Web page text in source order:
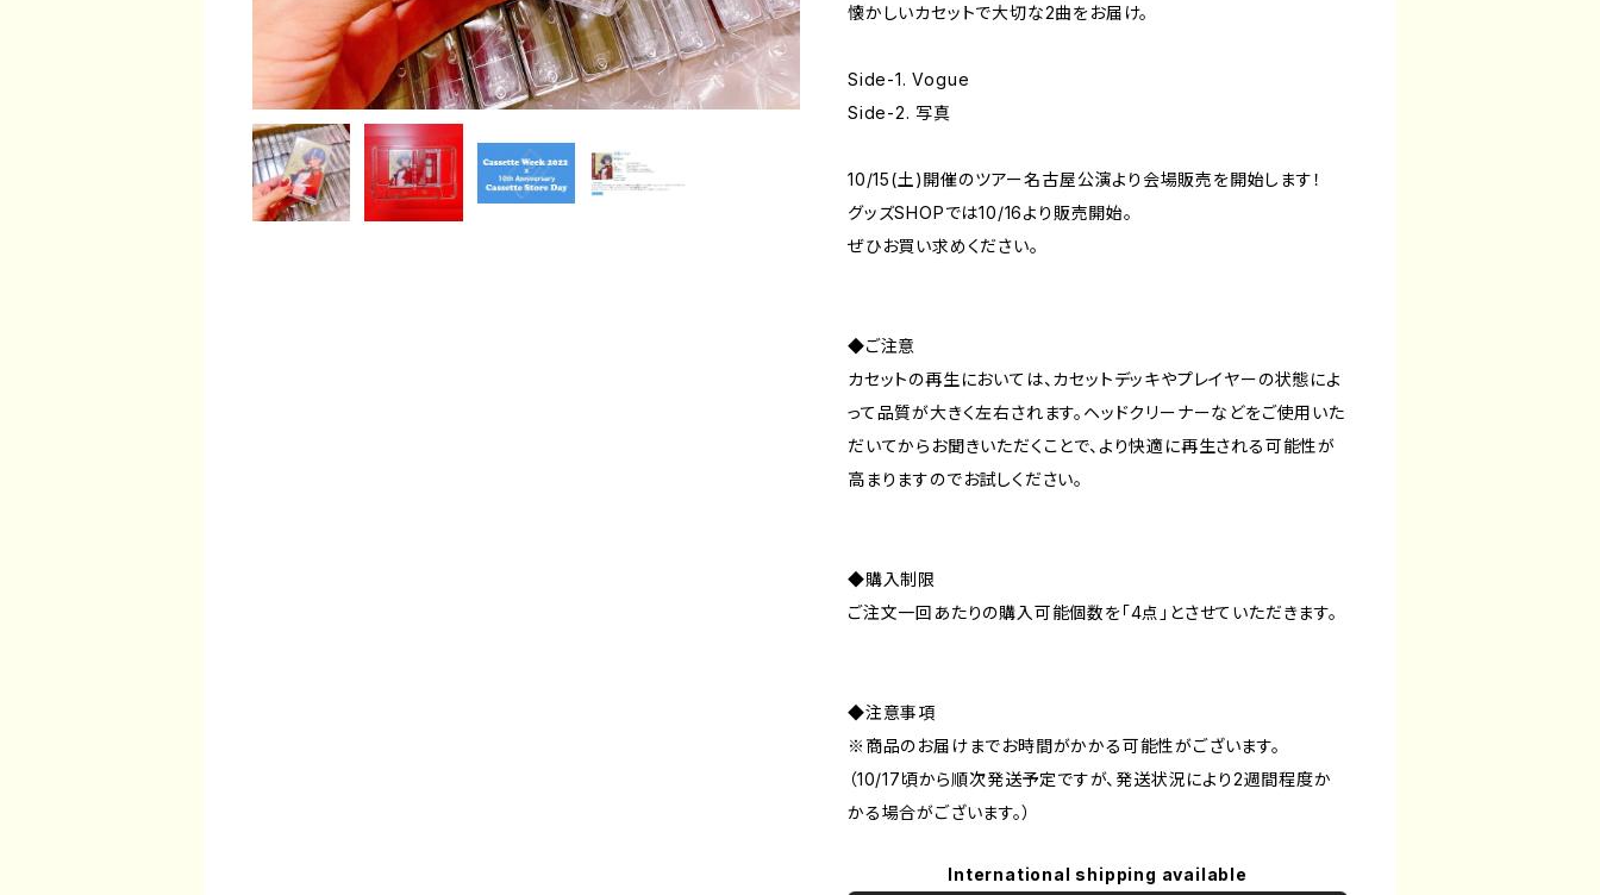
懐かしいカセットで大切な2曲をお届け。
Side-1. Vogue
Side-2. 写真
10/15(土)開催のツアー名古屋公演より会場販売を開始します！
グッズSHOPでは10/16より販売開始。
ぜひお買い求めください。
◆ご注意
カセットの再生においては、カセットデッキやプレイヤーの状態によ
って品質が大きく左右されます。ヘッドクリーナーなどをご使用いた
だいてからお聞きいただくことで、より快適に再生される可能性が
高まりますのでお試しください。
◆購入制限
ご注文一回あたりの購入可能個数を「4点」とさせていただきます。
◆注意事項
※商品のお届けまでお時間がかかる可能性がございます。
（10/17頃から順次発送予定ですが、発送状況により2週間程度か
かる場合がございます。）
International shipping available